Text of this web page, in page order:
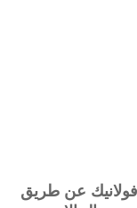
عن طريق